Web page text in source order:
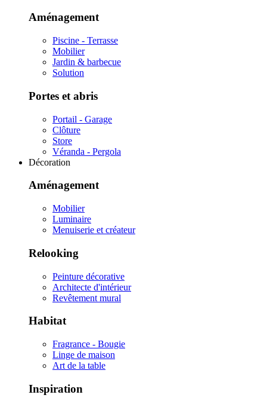
Aménagement
Piscine - Terrasse
Mobilier
Jardin & barbecue
Solution
Portes et abris
Portail - Garage
Clôture
Store
Véranda - Pergola
Décoration
Aménagement
Mobilier
Luminaire
Menuiserie et créateur
Relooking
Peinture décorative
Architecte d'intérieur
Revêtement mural
Habitat
Fragrance - Bougie
Linge de maison
Art de la table
Inspiration